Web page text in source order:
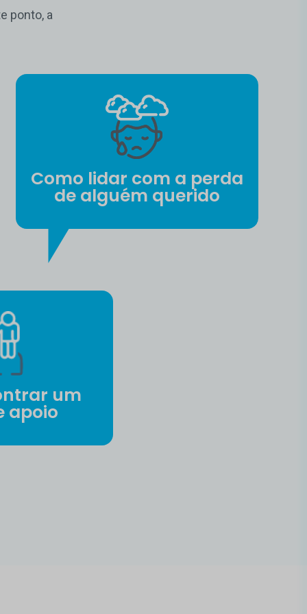
ponto, a
Como lidar com a perda
de alguém querido
um
apoio